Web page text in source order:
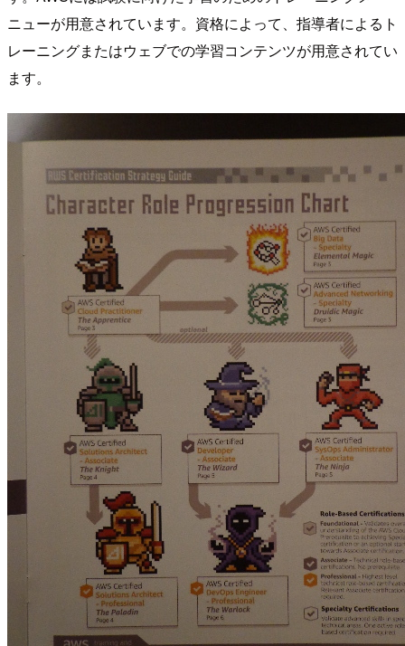
ニューが用意されています。資格によって、指導者によるト
レーニングまたはウェブでの学習コンテンツが用意されてい
ます。